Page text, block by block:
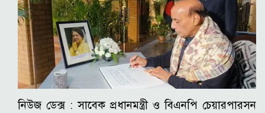
নিউজ ডেক্স : সাবেক প্রধানমন্ত্রী ও বিএনপি চেয়ারপারসন